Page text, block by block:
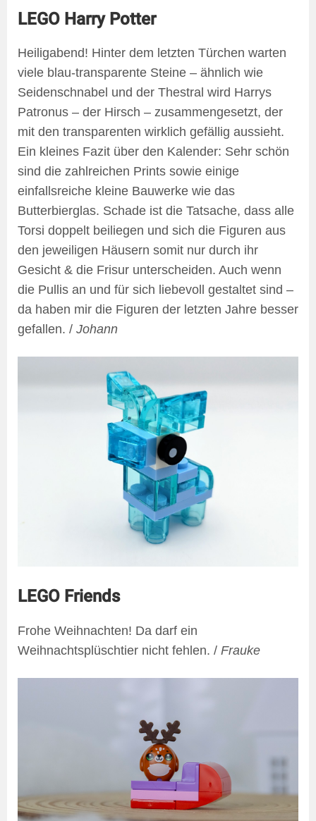
LEGO Harry Potter
Heiligabend! Hinter dem letzten Türchen warten
viele blau-transparente Steine – ähnlich wie
Seidenschnabel und der Thestral wird Harrys
Patronus – der Hirsch – zusammengesetzt, der
mit den transparenten wirklich gefällig aussieht.
Ein kleines Fazit über den Kalender: Sehr schön
sind die zahlreichen Prints sowie einige
einfallsreiche kleine Bauwerke wie das
Butterbierglas. Schade ist die Tatsache, dass alle
Torsi doppelt beiliegen und sich die Figuren aus
den jeweiligen Häusern somit nur durch ihr
Gesicht & die Frisur unterscheiden. Auch wenn
die Pullis an und für sich liebevoll gestaltet sind –
da haben mir die Figuren der letzten Jahre besser
gefallen. / Johann
LEGO Friends
Frohe Weihnachten! Da darf ein
Weihnachtsplüschtier nicht fehlen. / Frauke